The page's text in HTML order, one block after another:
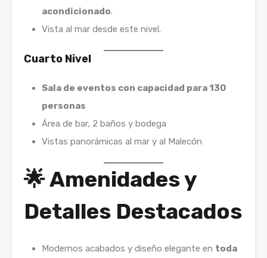
acondicionado.
Vista al mar desde este nivel.
Cuarto Nivel
Sala de eventos con capacidad para 130
personas
Área de bar, 2 baños y bodega
Vistas panorámicas al mar y al Malecón
🌟 Amenidades y
Detalles Destacados
Modernos acabados y diseño elegante en toda